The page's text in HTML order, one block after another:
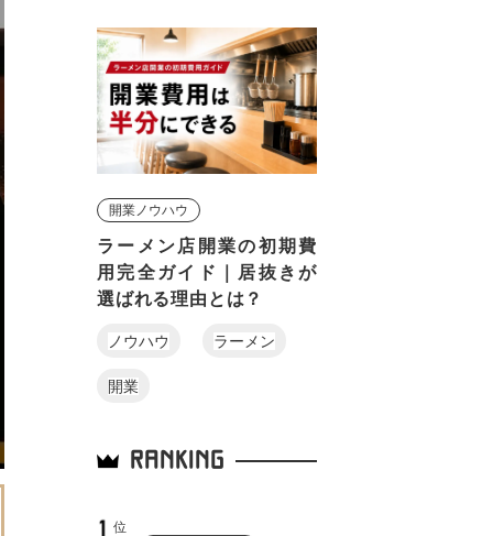
開業ノウハウ
ラーメン店開業の初期費
用完全ガイド｜居抜きが
選ばれる理由とは？
ノウハウ ラーメン
開業
RANKING